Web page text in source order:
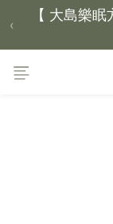
【 大島樂
【新
‹